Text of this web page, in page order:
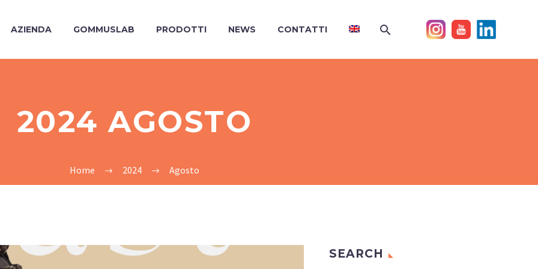
AZIENDA GOMMUSLAB PRODOTTI NEWS CONTATTI
2024 AGOSTO
Home 2024 Agosto
SEARCH